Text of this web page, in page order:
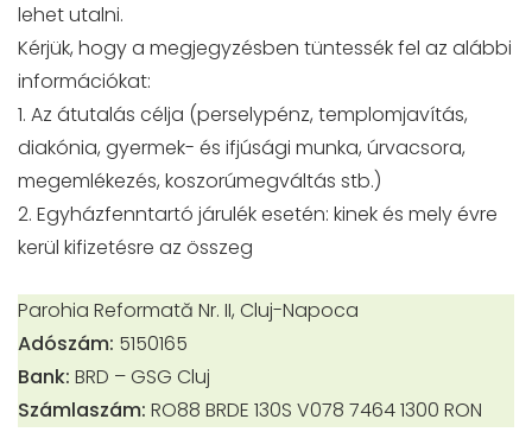
lehet utalni.
Kérjük, hogy a megjegyzésben tüntessék fel az alábbi
információkat:
1. Az átutalás célja (perselypénz, templomjavítás,
diakónia, gyermek- és ifjúsági munka, úrvacsora,
megemlékezés, koszorúmegváltás stb.)
2. Egyházfenntartó járulék esetén: kinek és mely évre
kerül kifizetésre az összeg
Parohia Reformată Nr. II, Cluj-Napoca
Adószám: 5150165
Bank: BRD – GSG Cluj
Számlaszám: RO88 BRDE 130S V078 7464 1300 RON